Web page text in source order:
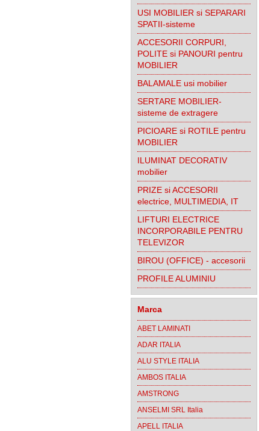
USI MOBILIER si SEPARARI
SPATII-sisteme
ACCESORII CORPURI,
POLITE si PANOURI pentru
MOBILIER
BALAMALE usi mobilier
SERTARE MOBILIER-
sisteme de extragere
PICIOARE si ROTILE pentru
MOBILIER
ILUMINAT DECORATIV
mobilier
PRIZE si ACCESORII
electrice, MULTIMEDIA, IT
LIFTURI ELECTRICE
INCORPORABILE PENTRU
TELEVIZOR
BIROU (OFFICE) - accesorii
PROFILE ALUMINIU
Marca
ABET LAMINATI
ADAR ITALIA
ALU STYLE ITALIA
AMBOS ITALIA
AMSTRONG
ANSELMI SRL Italia
APELL ITALIA